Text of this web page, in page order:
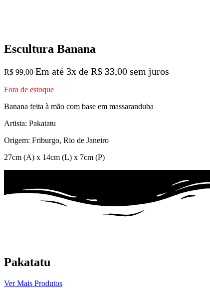
Escultura Banana
R$ 99,00 Em até 3x de R$ 33,00 sem juros
Fora de estoque
Banana feita à mão com base em massaranduba
Artista: Pakatatu
Origem: Friburgo, Rio de Janeiro
27cm (A) x 14cm (L) x 7cm (P)
Pakatatu
Ver Mais Produtos